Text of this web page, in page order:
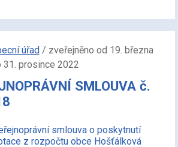
úřad/ zveřejněno od 19. března
31. prosince 2022
SMLOUVA č.
smlouva o poskytnutí
z rozpočtu obce Hošťálková